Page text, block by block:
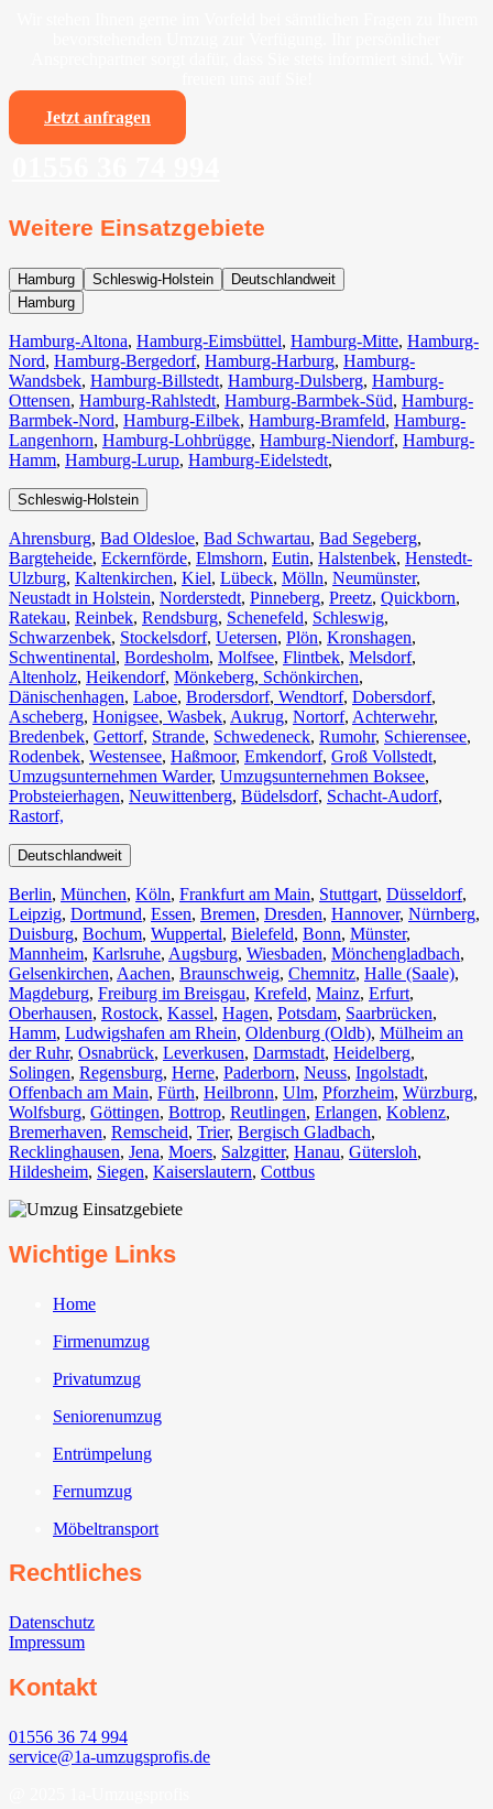
Jetzt anfragen
Weitere Einsatzgebiete
Hamburg Schleswig-Holstein
Deutschlandweit
Hamburg
Hamburg-Altona, Hamburg-Eimsbüttel, Hamburg-Mitte, Hamburg-
Nord, Hamburg-Bergedorf, Hamburg-Harburg, Hamburg-
Wandsbek, Hamburg-Billstedt, Hamburg-Dulsberg, Hamburg-
Ottensen, Hamburg-Rahlstedt, Hamburg-Barmbek-Süd, Hamburg-
Barmbek-Nord, Hamburg-Eilbek, Hamburg-Bramfeld, Hamburg-
Langenhorn, Hamburg-Lohbrügge, Hamburg-Niendorf, Hamburg-
Hamm, Hamburg-Lurup, Hamburg-Eidelstedt,
Schleswig-Holstein
Ahrensburg, Bad Oldesloe, Bad Schwartau, Bad Segeberg,
Bargteheide, Eckernförde, Elmshorn, Eutin, Halstenbek, Henstedt-
Ulzburg, Kaltenkirchen, Kiel, Lübeck, Mölln, Neumünster,
Neustadt in Holstein, Norderstedt, Pinneberg, Preetz, Quickborn,
Ratekau, Reinbek, Rendsburg, Schenefeld, Schleswig,
Schwarzenbek, Stockelsdorf, Uetersen, Plön, Kronshagen,
Schwentinental, Bordesholm, Molfsee, Flintbek, Melsdorf,
Altenholz, Heikendorf, Mönkeberg, Schönkirchen,
Dänischenhagen, Laboe, Brodersdorf, Wendtorf, Dobersdorf,
Ascheberg, Honigsee, Wasbek, Aukrug, Nortorf, Achterwehr,
Bredenbek, Gettorf, Strande, Schwedeneck, Rumohr, Schierensee,
Rodenbek, Westensee, Haßmoor, Emkendorf, Groß Vollstedt,
Umzugsunternehmen Warder, Umzugsunternehmen Boksee,
Probsteierhagen, Neuwittenberg, Büdelsdorf, Schacht-Audorf,
Rastorf,
Deutschlandweit
Berlin⁠, München, Köln⁠, Frankfurt am Main, Stuttgart, Düsseldorf,
Leipzig, Dortmund, Essen, Bremen, Dresden, Hannover, Nürnberg,
Duisburg⁠, Bochum, Wuppertal⁠, Bielefeld⁠, Bonn⁠, Münster⁠,
Mannheim, Karlsruhe, Augsburg, Wiesbaden⁠, Mönchengladbach⁠,
Gelsenkirchen⁠, Aachen⁠, Braunschweig, Chemnitz⁠, Halle (Saale)⁠,
Magdeburg, Freiburg im Breisgau⁠, Krefeld⁠, Mainz⁠, Erfurt,
Oberhausen⁠, Rostock⁠, Kassel⁠, Hagen, Potsdam, Saarbrücken⁠,
Hamm, Ludwigshafen am Rhein⁠, Oldenburg (Oldb), Mülheim an
der Ruhr, Osnabrück⁠, Leverkusen, Darmstadt⁠, Heidelberg,
Solingen, Regensburg, Herne⁠, Paderborn, Neuss, Ingolstadt,
Offenbach am Main, Fürth⁠, Heilbronn, Ulm⁠, Pforzheim, Würzburg,
Wolfsburg⁠, Göttingen, Bottrop, Reutlingen, Erlangen⁠, Koblenz,
Bremerhaven⁠, Remscheid, Trier⁠, Bergisch Gladbach,
Recklinghausen, Jena⁠, Moers⁠, Salzgitter⁠, Hanau, Gütersloh,
Hildesheim⁠, Siegen⁠, Kaiserslautern⁠, Cottbus⁠
Wichtige Links
Home
Firmenumzug
Privatumzug
Seniorenumzug
Entrümpelung
Fernumzug
Möbeltransport
Rechtliches
Datenschutz
Impressum
Kontakt
01556 36 74 994
service@1a-umzugsprofis.de